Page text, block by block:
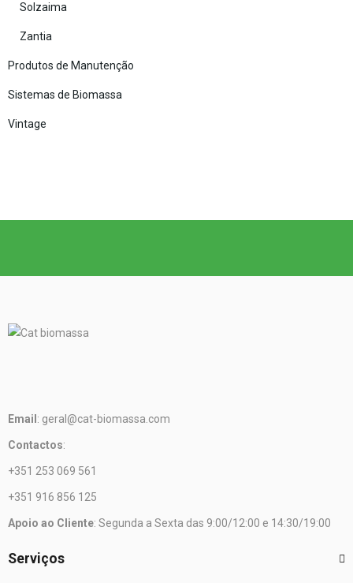
Solzaima
Zantia
Produtos de Manutenção
Sistemas de Biomassa
Vintage
Email : geral@cat-biomassa.com
Contactos:
+351 253 069 561
+351 916 856 125
Apoio ao Cliente: Segunda a Sexta das 9:00/12:00 e 14:30/19:00
Serviços